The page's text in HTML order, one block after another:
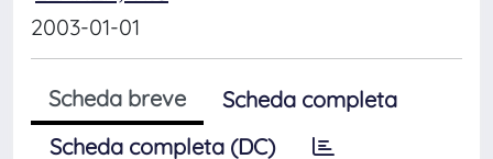
2003-01-01
Scheda breve
Scheda completa
Scheda completa (DC)